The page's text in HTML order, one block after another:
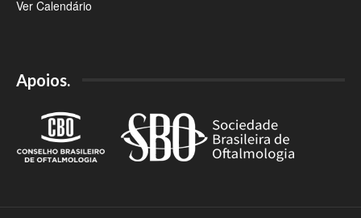
Ver Calendário
Apoios.